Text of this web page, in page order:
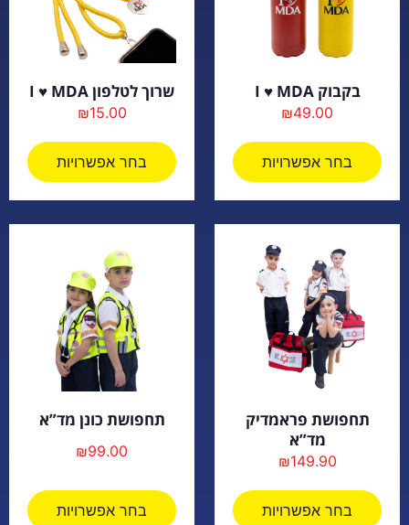
בקבוק I ♥ MDA
₪49.00
בחר אפשרויות
שרוך לטלפון I ♥ MDA
₪15.00
בחר אפשרויות
תחפושת פראמדיק
מד”א
₪149.90
בחר אפשרויות
תחפושת כונן מד”א
₪99.00
בחר אפשרויות